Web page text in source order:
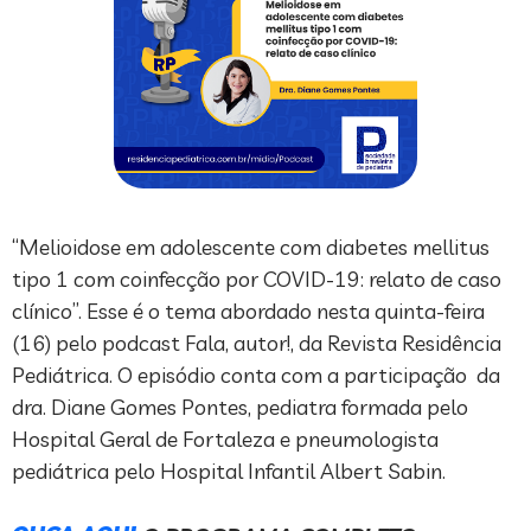
“Melioidose em adolescente com diabetes mellitus
tipo 1 com coinfecção por COVID-19: relato de caso
clínico”. Esse é o tema abordado nesta quinta-feira
(16) pelo podcast Fala, autor!, da Revista Residência
Pediátrica. O episódio conta com a participação da
dra. Diane Gomes Pontes, pediatra formada pelo
Hospital Geral de Fortaleza e pneumologista
pediátrica pelo Hospital Infantil Albert Sabin.